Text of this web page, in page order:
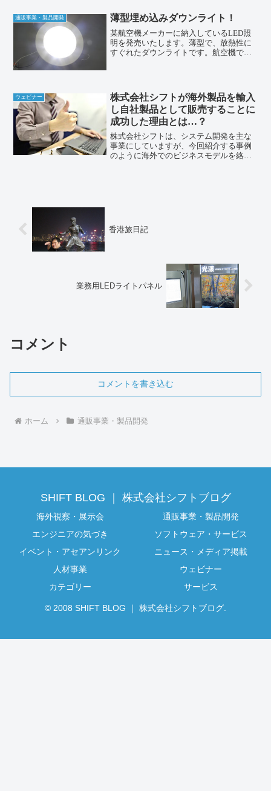
ンベイサーカス・サーカス...
通販事業・製品開発 薄型埋め込みダウンライト！
某航空機メーカーに納入しているLED照
明を発売いたします。薄型で、放熱性に
すぐれたダウンライトです。航空機で求
ー（電源）別体型ドラ...
ウェビナー
株式会社シフトが海外製品を輸入
し自社製品として販売することに
成功した理由とは…？
株式会社シフトは、システム開発を主な
事業にしていますが、今回紹介する事例
のように海外でのビジネスモデルを絡め
香港旅日記
業務用LEDライトパネル
コメント
コメントを書き込む
ホーム 通販事業・製品開発
SHIFT BLOG ｜ 株式会社シフトブログ
海外視察・展示会
通販事業・製品開発
エンジニアの気づき
ソフトウェア・サービス
イベント・アセアンリンク
ニュース・メディア掲載
人材事業
ウェビナー
カテゴリー
サービス
© 2008 SHIFT BLOG ｜ 株式会社シフトブログ.